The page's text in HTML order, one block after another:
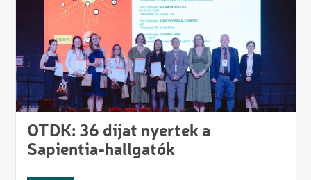
OTDK: 36 díjat nyertek a
Sapientia-hallgatók